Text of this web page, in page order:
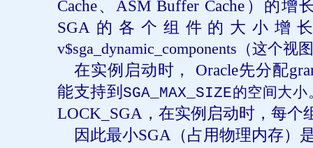
Cache、 ASM Buffer Cache ）的增
SGA 的各个组件的大小增
v$sga_dynamic_components （这个视
在实例启动时， Oracle先分配
能支持到 SGA_MAX_SIZE的空间大小
LOCK_SGA ，在实例启动时，每
因此最小SGA （占用物理内存）